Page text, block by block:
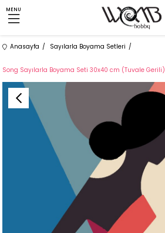
MENU
Anasayfa Sayılarla Boyama Setleri
Song Sayılarla Boyama Seti 30x40 cm (Tuvale Gerili)